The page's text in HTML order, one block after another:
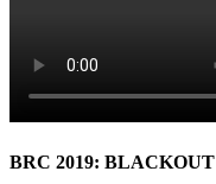
BRC 2019: BLACKOUT